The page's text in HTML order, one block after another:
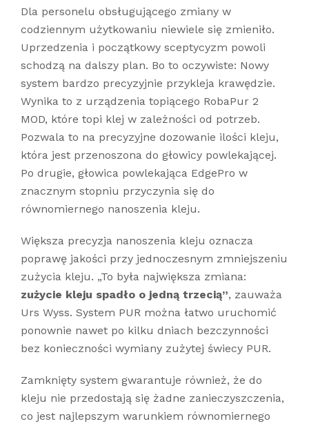
Dla personelu obsługującego zmiany w
codziennym użytkowaniu niewiele się zmieniło.
Uprzedzenia i początkowy sceptycyzm powoli
schodzą na dalszy plan. Bo to oczywiste: Nowy
system bardzo precyzyjnie przykleja krawędzie.
Wynika to z urządzenia topiącego RobaPur 2
MOD, które topi klej w zależności od potrzeb.
Pozwala to na precyzyjne dozowanie ilości kleju,
która jest przenoszona do głowicy powlekającej.
Po drugie, głowica powlekająca EdgePro w
znacznym stopniu przyczynia się do
równomiernego nanoszenia kleju.
Większa precyzja nanoszenia kleju oznacza
poprawę jakości przy jednoczesnym zmniejszeniu
zużycia kleju. „To była największa zmiana:
zużycie kleju spadło o jedną trzecią”, zauważa
Urs Wyss. System PUR można łatwo uruchomić
ponownie nawet po kilku dniach bezczynności
bez konieczności wymiany zużytej świecy PUR.
Zamknięty system gwarantuje również, że do
kleju nie przedostają się żadne zanieczyszczenia,
co jest najlepszym warunkiem równomiernego